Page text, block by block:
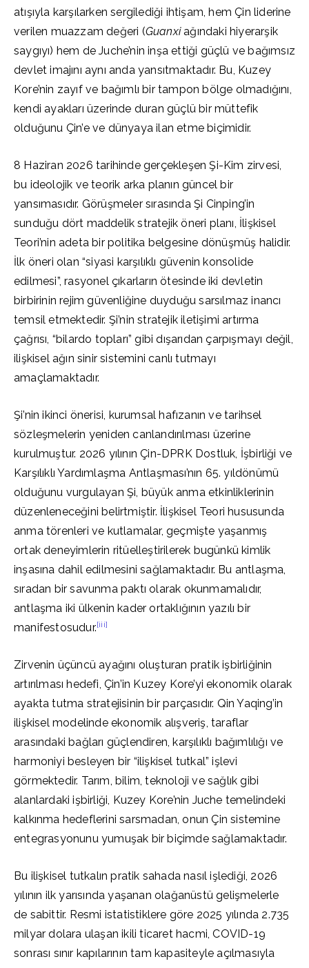
atışıyla karşılarken sergilediği ihtişam, hem Çin liderine
verilen muazzam değeri (Guanxiağındaki hiyerarşik
saygıyı) hem de Juche’nin inşa ettiği güçlü ve bağımsız
devlet imajını aynı anda yansıtmaktadır. Bu, Kuzey
Kore’nin zayıf ve bağımlı bir tampon bölge olmadığını,
kendi ayakları üzerinde duran güçlü bir müttefik
olduğunu Çin’e ve dünyaya ilan etme biçimidir.
8 Haziran 2026 tarihinde gerçekleşen Şi-Kim zirvesi,
bu ideolojik ve teorik arka planın güncel bir
yansımasıdır. Görüşmeler sırasında Şi Cinping’in
sunduğu dört maddelik stratejik öneri planı, İlişkisel
Teori’nin adeta bir politika belgesine dönüşmüş halidir.
İlk öneri olan “siyasi karşılıklı güvenin konsolide
edilmesi”, rasyonel çıkarların ötesinde iki devletin
birbirinin rejim güvenliğine duyduğu sarsılmaz inancı
temsil etmektedir. Şi’nin stratejik iletişimi artırma
çağrısı, “bilardo topları” gibi dışarıdan çarpışmayı değil,
ilişkisel ağın sinir sistemini canlı tutmayı
amaçlamaktadır.
Şi’nin ikinci önerisi, kurumsal hafızanın ve tarihsel
sözleşmelerin yeniden canlandırılması üzerine
kurulmuştur. 2026 yılının Çin-DPRK Dostluk, İşbirliği ve
Karşılıklı Yardımlaşma Antlaşması’nın 65. yıldönümü
olduğunu vurgulayan Şi, büyük anma etkinliklerinin
düzenleneceğini belirtmiştir. İlişkisel Teori hususunda
anma törenleri ve kutlamalar, geçmişte yaşanmış
ortak deneyimlerin ritüelleştirilerek bugünkü kimlik
inşasına dahil edilmesini sağlamaktadır. Bu antlaşma,
sıradan bir savunma paktı olarak okunmamalıdır,
antlaşma iki ülkenin kader ortaklığının yazılı bir
manifestosudur.[iii]
Zirvenin üçüncü ayağını oluşturan pratik işbirliğinin
artırılması hedefi, Çin’in Kuzey Kore’yi ekonomik olarak
ayakta tutma stratejisinin bir parçasıdır. Qin Yaqing’in
ilişkisel modelinde ekonomik alışveriş, taraflar
arasındaki bağları güçlendiren, karşılıklı bağımlılığı ve
harmoniyi besleyen bir “ilişkisel tutkal” işlevi
görmektedir. Tarım, bilim, teknoloji ve sağlık gibi
alanlardaki işbirliği, Kuzey Kore’nin Juche temelindeki
kalkınma hedeflerini sarsmadan, onun Çin sistemine
entegrasyonunu yumuşak bir biçimde sağlamaktadır.
Bu ilişkisel tutkalın pratik sahada nasıl işlediği, 2026
yılının ilk yarısında yaşanan olağanüstü gelişmelerle
de sabittir. Resmi istatistiklere göre 2025 yılında 2.735
milyar dolara ulaşan ikili ticaret hacmi, COVID-19
sonrası sınır kapılarının tam kapasiteyle açılmasıyla